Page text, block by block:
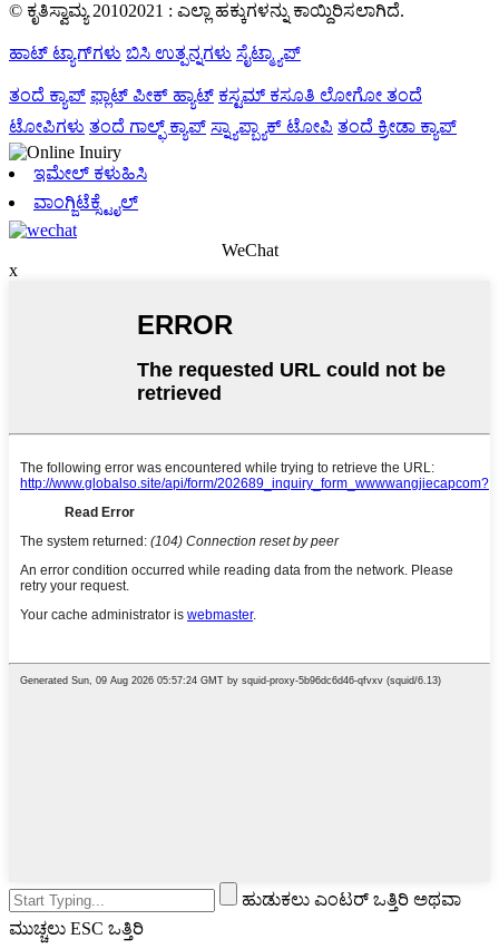
© ಕೃತಿಸ್ವಾಮ್ಯ 20102021 : ಎಲ್ಲಾ ಹಕ್ಕುಗಳನ್ನು ಕಾಯ್ದಿರಿಸಲಾಗಿದೆ.
ಹಾಟ್ ಟ್ಯಾಗ್‌ಗಳು ಬಿಸಿ ಉತ್ಪನ್ನಗಳು ಸೈಟ್ಮ್ಯಾಪ್
ತಂದೆ ಕ್ಯಾಪ್ ಫ್ಲಾಟ್ ಪೀಕ್ ಹ್ಯಾಟ್ ಕಸ್ಟಮ್ ಕಸೂತಿ ಲೋಗೋ ತಂದೆ
ಟೋಪಿಗಳು ತಂದೆ ಗಾಲ್ಫ್ ಕ್ಯಾಪ್ ಸ್ನ್ಯಾಪ್ಬ್ಯಾಕ್ ಟೋಪಿ ತಂದೆ ಕ್ರೀಡಾ ಕ್ಯಾಪ್
ಇಮೇಲ್ ಕಳುಹಿಸಿ
ವಾಂಗ್ಜಿಟೆಕ್ಸ್ಟೈಲ್
WeChat
x
ಹುಡುಕಲು ಎಂಟರ್ ಒತ್ತಿರಿ ಅಥವಾ
ಮುಚ್ಚಲು ESC ಒತ್ತಿರಿ